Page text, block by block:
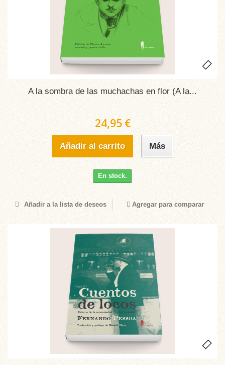
A la sombra de las muchachas en flor (A la...
24,95 €
Añadir al carrito Más
En stock.
Añadir a la lista de deseos Agregar para comparar